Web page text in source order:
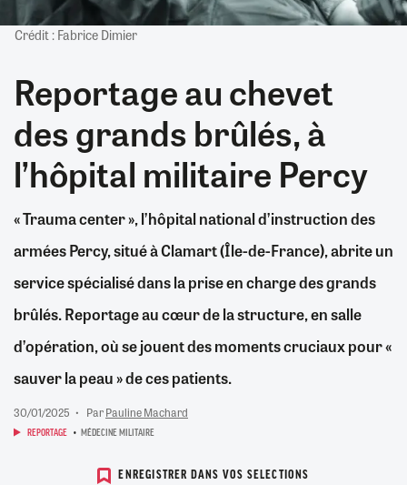
Crédit : Fabrice Dimier
Reportage au chevet
des grands brûlés, à
l’hôpital militaire Percy
« Trauma center », l’hôpital national d’instruction des
armées Percy, situé à Clamart (Île-de-France), abrite un
service spécialisé dans la prise en charge des grands
brûlés. Reportage au cœur de la structure, en salle
d’opération, où se jouent des moments cruciaux pour «
sauver la peau » de ces patients.
30/01/2025 ParPauline Machard
REPORTAGE MÉDECINE MILITAIRE
ENREGISTRER DANS VOS SELECTIONS